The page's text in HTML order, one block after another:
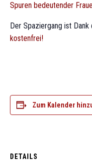
Spuren bedeutender
Der Spaziergang ist
kostenfrei!
Zum Kalender
DETAILS